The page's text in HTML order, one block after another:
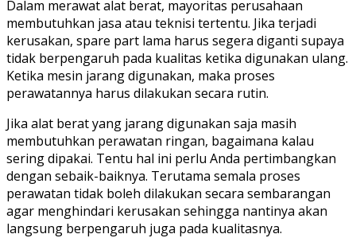
Dalam merawat alat berat, mayoritas perusahaan
membutuhkan jasa atau teknisi tertentu. Jika terjadi
kerusakan, spare part lama harus segera diganti supaya
tidak berpengaruh pada kualitas ketika digunakan ulang.
Ketika mesin jarang digunakan, maka proses
perawatannya harus dilakukan secara rutin.
Jika alat berat yang jarang digunakan saja masih
membutuhkan perawatan ringan, bagaimana kalau
sering dipakai. Tentu hal ini perlu Anda pertimbangkan
dengan sebaik-baiknya. Terutama semala proses
perawatan tidak boleh dilakukan secara sembarangan
agar menghindari kerusakan sehingga nantinya akan
langsung berpengaruh juga pada kualitasnya.